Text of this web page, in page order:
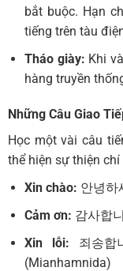
bắt buộc. Hạn
tiếng trên tàu
Tháo giày: Khi
hàng truyền
Những Câu Giao
Học một vài câu
thể hiện sự thiện chí
Xin chào: 안녕하
Cảm ơn: 감사합
Xin lỗi: 죄송합
(Mianhamnida)